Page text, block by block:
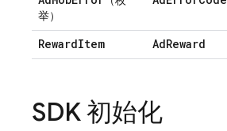
举）
RewardItem AdReward
SDK 初始化